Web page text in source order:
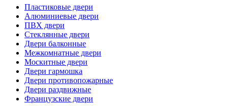
Пластиковые двери
Алюминиевые двери
ПВХ двери
Стеклянные двери
Двери балконные
Межкомнатные двери
Москитные двери
Двери гармошка
Двери противопожарные
Двери раздвижные
Французские двери